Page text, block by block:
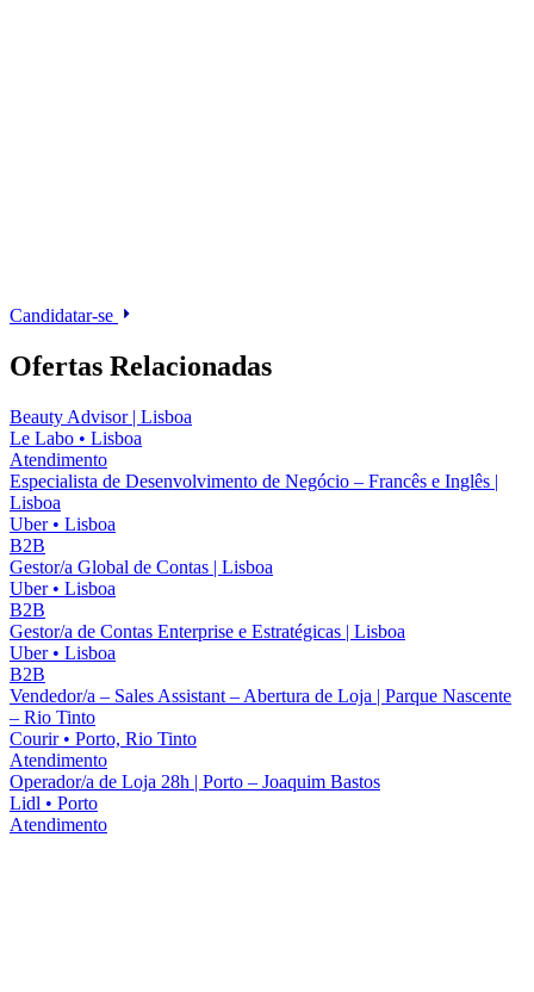
Candidatar-se
Ofertas Relacionadas
Beauty Advisor | Lisboa
Le Labo • Lisboa
Atendimento
Especialista de Desenvolvimento de Negócio – Francês e Inglês |
Lisboa
Uber • Lisboa
B2B
Gestor/a Global de Contas | Lisboa
Uber • Lisboa
B2B
Gestor/a de Contas Enterprise e Estratégicas | Lisboa
Uber • Lisboa
B2B
Vendedor/a – Sales Assistant – Abertura de Loja | Parque Nascente
– Rio Tinto
Courir • Porto, Rio Tinto
Atendimento
Operador/a de Loja 28h | Porto – Joaquim Bastos
Lidl • Porto
Atendimento